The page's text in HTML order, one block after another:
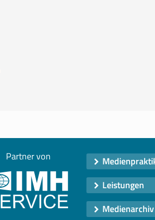
Partner von
Leistungen
Medienarchiv